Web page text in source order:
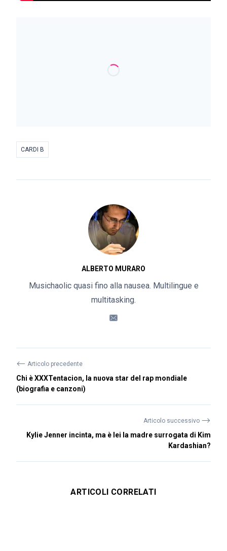
CARDI B
ALBERTO MURARO
Musichaolic quasi fino alla nausea. Multilingue e
multitasking.
⟵ Articolo precedente
Chi è XXXTentacion, la nuova star del rap mondiale
(biografia e canzoni)
Articolo successivo ⟶
Kylie Jenner incinta, ma è lei la madre surrogata di Kim
Kardashian?
ARTICOLI CORRELATI